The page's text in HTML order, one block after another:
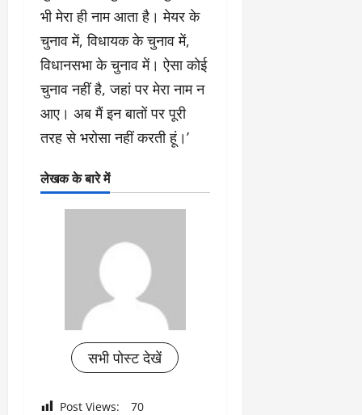
भी मेरा ही नाम आता है। मेयर के
चुनाव में, विधायक के चुनाव में,
विधानसभा के चुनाव में। ऐसा कोई
चुनाव नहीं है, जहां पर मेरा नाम न
आए। अब मैं इन बातों पर पूरी
तरह से भरोसा नहीं करती हूं।’
लेखक के बारे में
सभी पोस्ट देखें
Post Views: 70